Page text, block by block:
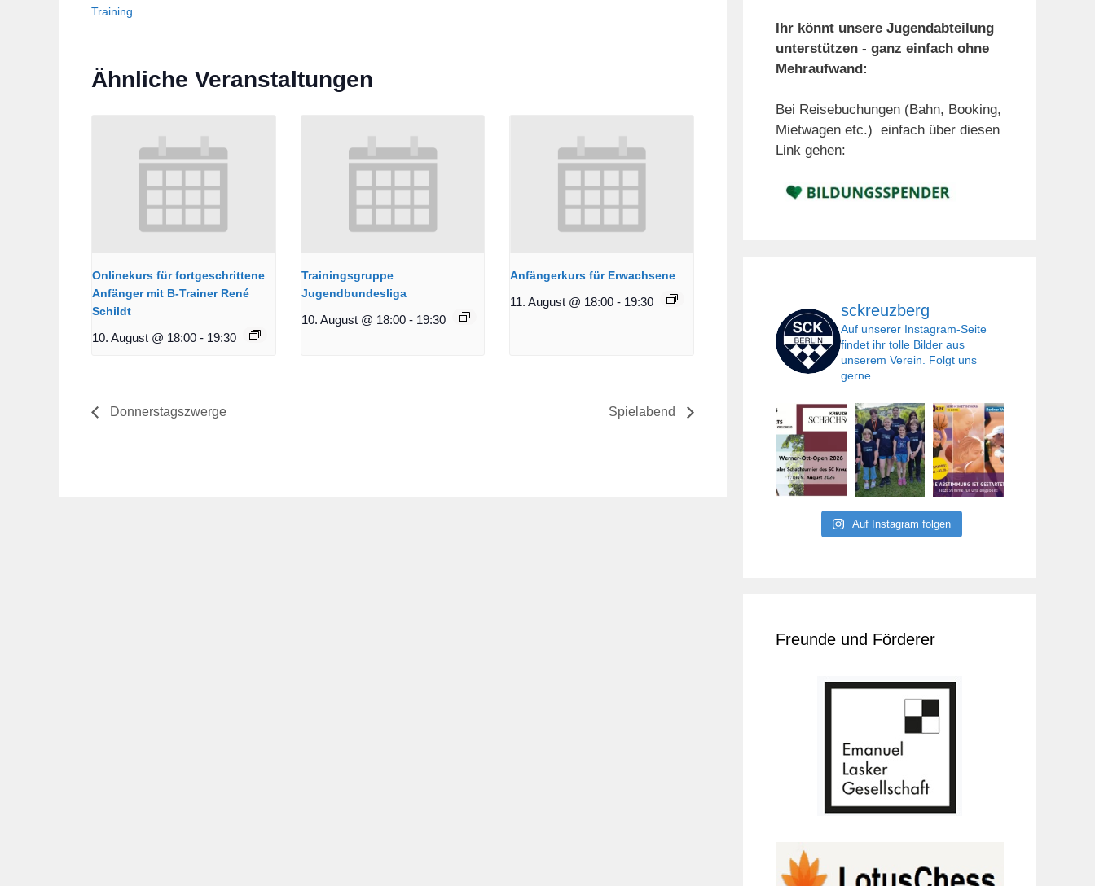
Training
Ähnliche Veranstaltungen
Onlinekurs für fortgeschrittene
Anfänger mit B-Trainer René
Schildt
10. August @ 18:00 - 19:30
Trainingsgruppe
Jugendbundesliga
10. August @ 18:00 - 19:30
Anfängerkurs für Erwachsene
11. August @ 18:00 - 19:30
Donnerstagszwerge Spielabend
Ihr könnt unsere Jugendabteilung
unterstützen - ganz einfach ohne
Mehraufwand:
Bei Reisebuchungen (Bahn, Booking,
Mietwagen etc.) einfach über diesen
Link gehen:
sckreuzberg
Auf unserer Instagram-Seite
findet ihr tolle Bilder aus
unserem Verein. Folgt uns
gerne.
Auf Instagram folgen
Freunde und Förderer